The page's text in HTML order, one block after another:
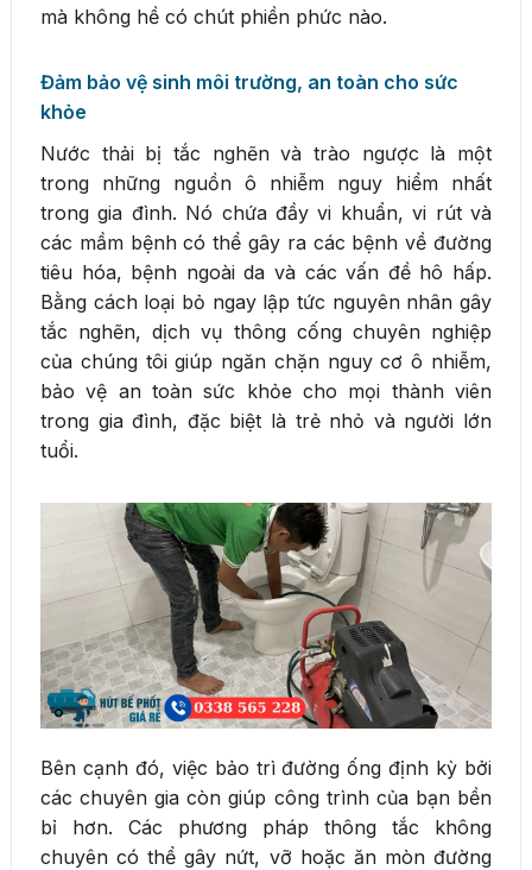
mà không hề có chút phiền phức nào.
Đảm bảo vệ sinh môi trường, an toàn cho sức
khỏe
Nước thải bị tắc nghẽn và trào ngược là một
trong những nguồn ô nhiễm nguy hiểm nhất
trong gia đình. Nó chứa đầy vi khuẩn, vi rút và
các mầm bệnh có thể gây ra các bệnh về đường
tiêu hóa, bệnh ngoài da và các vấn đề hô hấp.
Bằng cách loại bỏ ngay lập tức nguyên nhân gây
tắc nghẽn, dịch vụ thông cống chuyên nghiệp
của chúng tôi giúp ngăn chặn nguy cơ ô nhiễm,
bảo vệ an toàn sức khỏe cho mọi thành viên
trong gia đình, đặc biệt là trẻ nhỏ và người lớn
tuổi.
Bên cạnh đó, việc bảo trì đường ống định kỳ bởi
các chuyên gia còn giúp công trình của bạn bền
bỉ hơn. Các phương pháp thông tắc không
chuyên có thể gây nứt, vỡ hoặc ăn mòn đường